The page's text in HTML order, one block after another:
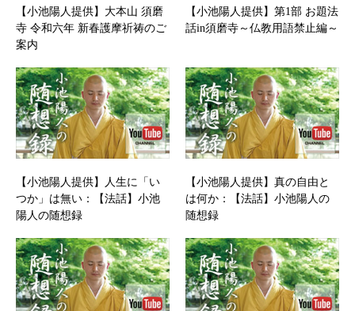
【小池陽人提供】大本山 須磨
寺 令和六年 新春護摩祈祷のご
案内
【小池陽人提供】第1部 お題法
話in須磨寺～仏教用語禁止編～
【小池陽人提供】人生に「い
つか」は無い：【法話】小池
陽人の随想録
【小池陽人提供】真の自由と
は何か：【法話】小池陽人の
随想録